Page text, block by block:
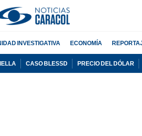
INVESTIGATIVA ECONOMÍA
CASO BLESSD PRECIO DEL DÓLAR